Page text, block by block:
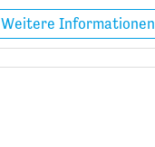
Weitere Informationen